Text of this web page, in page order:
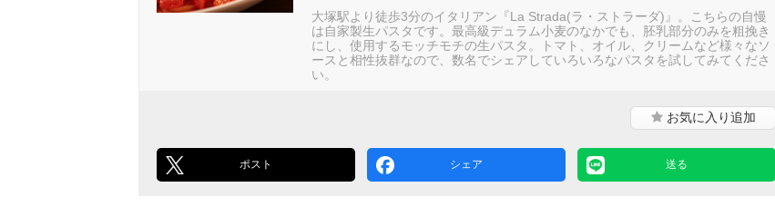
大塚駅より徒歩3分のイタリアン『La Strada(ラ・ストラーダ)』。こちらの自慢
は自家製生パスタです。最高級デュラム小麦のなかでも、胚乳部分のみを粗挽き
にし、使用するモッチモチの生パスタ。トマト、オイル、クリームなど様々なソ
ースと相性抜群なので、数名でシェアしていろいろなパスタを試してみてくださ
い。
お気に入り追加
ポスト シェア 送る